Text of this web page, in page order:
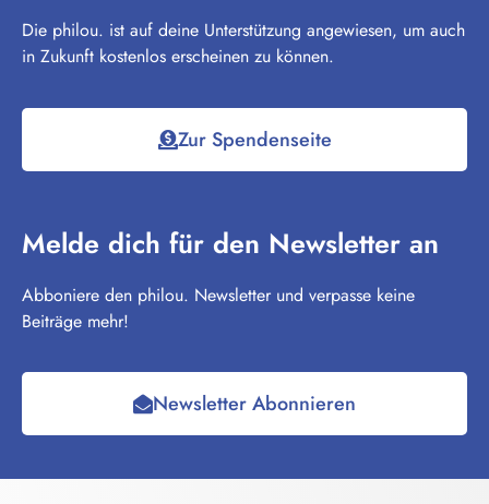
Die philou. ist auf deine Unterstützung angewiesen, um auch
in Zukunft kostenlos erscheinen zu können.
Zur Spendenseite
Melde dich für den Newsletter an
Abboniere den philou. Newsletter und verpasse keine
Beiträge mehr!
Newsletter Abonnieren